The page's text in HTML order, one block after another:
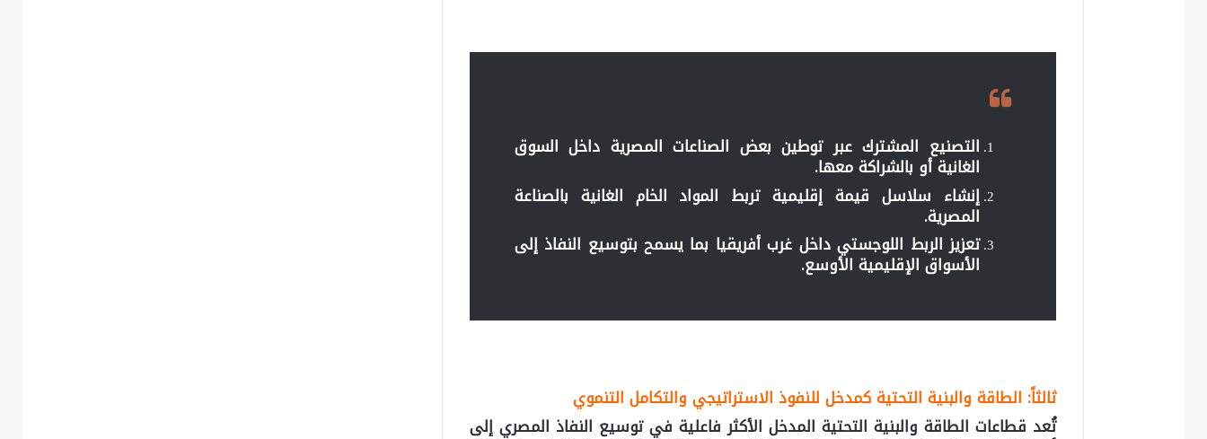
التصنيع المشترك عبر توطين بعض الصناعات المصرية داخل السوق
الغانية أو بالشراكة معها.
إنشاء سلاسل قيمة إقليمية تربط المواد الخام الغانية بالصناعة
المصرية.
تعزيز الربط اللوجستي داخل غرب أفريقيا بما يسمح بتوسيع النفاذ إلى
الأسواق الإقليمية الأوسع.
ثالثاً: الطاقة والبنية التحتية كمدخل للنفوذ الاستراتيجي والتكامل التنموي
تُعد قطاعات الطاقة والبنية التحتية المدخل الأكثر فاعلية في توسيع النفاذ المصري إلى